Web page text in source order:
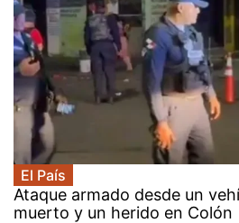
El País
Ataque armado desde un
muerto y un herido en Colón